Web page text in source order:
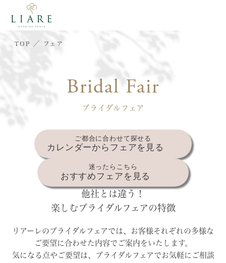
TOP フェア
Bridal Fair
ブライダルフェア
ご都合に合わせて探せる
カレンダーからフェアを見る
迷ったらこちら
おすすめフェアを見る
他社とは違う！
楽しむブライダルフェアの特徴
リアーレのブライダルフェアでは、お客様それぞれの多様な
ご要望に合わせた内容でご案内をいたします。
気になる点やご要望は、ブライダルフェアでお気軽にご相談